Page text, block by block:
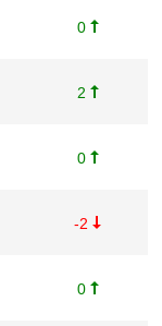
0
2 
0
-2 
0